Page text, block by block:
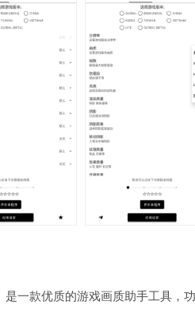
是一款优质的游戏画质助手工具